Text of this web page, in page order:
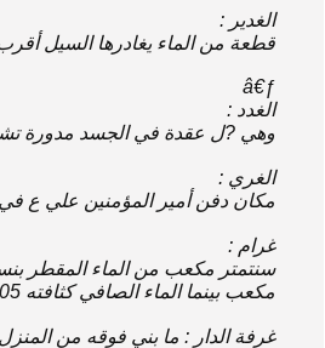
الغدير :
قطعة ‌من‌ الماء يغادرها السيل‌ أقرب‌
â€ƒ
الغدد :
و‌هي‌ ‌?ل‌ عقدة ‌في‌ الجسد مدورة
الغري‌ :
مكان‌ دفن‌ أمير المؤمنين‌ ‌علي‌ ع‌
غرام‌ :
مكعب‌ بينما الماء الصافي‌ كثافته‌ 05، 1 غرامات‌ لكل‌ سنتم‌ 3 لاحتوائه‌ ‌علي‌ الأملاح‌ الفتاوي‌ الواضحة‌-‌ أحكام‌ المياه‌ ص‌ 152
غرفة الدار : ‌ما بني‌ فوقه‌ ‌من‌ المنزل‌